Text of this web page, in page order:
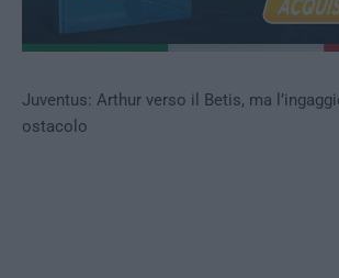
Juventus: Arthur verso il Betis, ma
ostacolo